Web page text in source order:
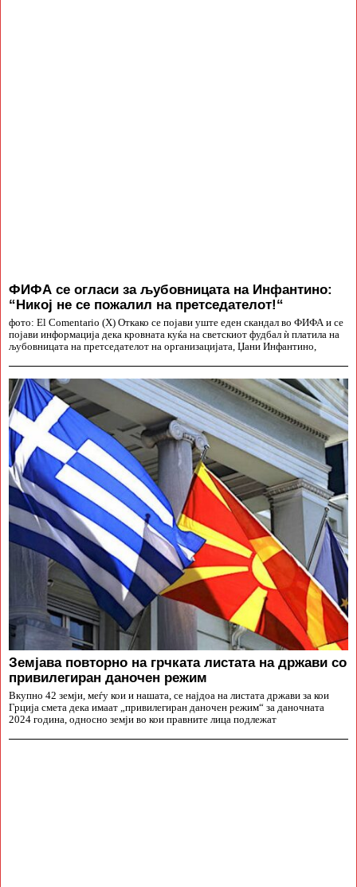
ФИФА се огласи за љубовницата на Инфантино:
“Никој не се пожалил на претседателот!“
фото: El Comentario (X) Откако се појави уште еден скандал во ФИФА и се
појави информација дека кровната куќа на светскиот фудбал ѝ платила на
љубовницата на претседателот на организацијата, Џани Инфантино,
Земјава повторно на грчката листата на држави со
привилегиран даночен режим
Вкупно 42 земји, меѓу кои и нашата, се најдоа на листата држави за кои
Грција смета дека имаат „привилегиран даночен режим“ за даночната
2024 година, односно земји во кои правните лица подлежат